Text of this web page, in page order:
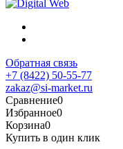
Обратная связь
+7 (8422) 50-55-77
zakaz@si-market.ru
Сравнение0
Избранное0
Корзина0
Купить в один клик